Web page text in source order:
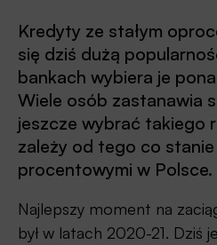
Kredyty ze stałym
się dziś dużą
bankach wybiera je
Wiele osób zastanawia
jeszcze wybrać takiego
zależy od tego co
procentowymi w Polsce.
Najlepszy moment na
był w latach 2020-21. Dziś